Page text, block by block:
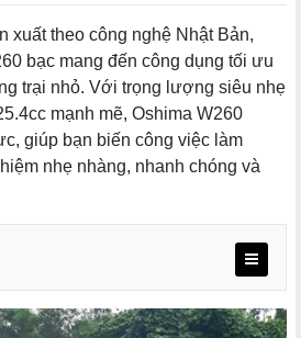
xuất theo công nghệ Nhật Bản,
bạc mang đến công dụng tối ưu
trại nhỏ. Với trọng lượng siêu nhẹ
mạnh mẽ, Oshima W260
giúp bạn biến công việc làm
nhẹ nhàng, nhanh chóng và